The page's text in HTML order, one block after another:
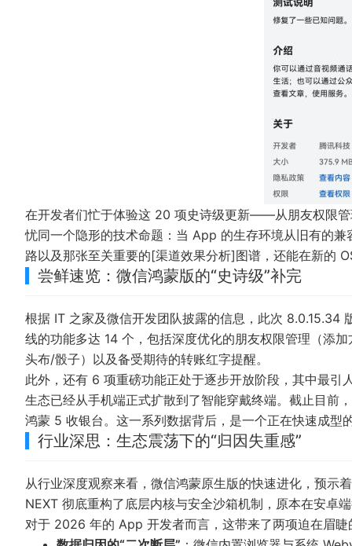
在开发者们忙于体验这 20 项史诗级更新——从朋友权限
忧同一个隐形的技术命题：当 App 的生存环境从旧有的
路以及那张至关重要的[渠道效果分析]图谱，还能在新的
尝鲜速览：微信鸿蒙版的“史诗级”补完
根据 IT 之家及微信开发团队披露的信息，此次 8.0.15.34
线的功能多达 14 个，包括深度优化的朋友权限管理（添
头布/骰子）以及备受期待的转账红字提醒。
此外，还有 6 项重磅功能正处于逐步开放阶段，其中最引
生态已经从手机端正式扩散到了智能穿戴终端。截止目前
鸿蒙 5 收银台。这一系列数据背后，是一个正在快速成型
行业深思：生态震荡下的“归因失重感”
从行业深度观察来看，微信鸿蒙原生版的快速进化，预示
NEXT 彻底重构了底层内核与安全沙箱机制，原本在安卓
对于 2026 年的 App 开发者而言，这带来了两项迫在眉睫